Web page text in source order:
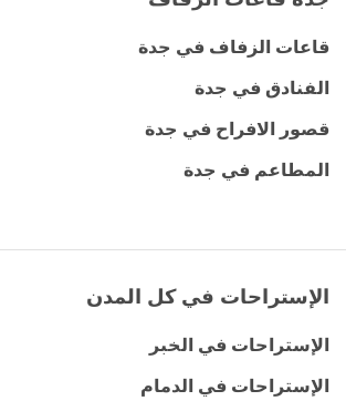
قاعات الزفاف في جدة
الفنادق في جدة
قصور الافراح في جدة
المطاعم في جدة
الإستراحات في كل المدن
الإستراحات في الخبر
الإستراحات في الدمام